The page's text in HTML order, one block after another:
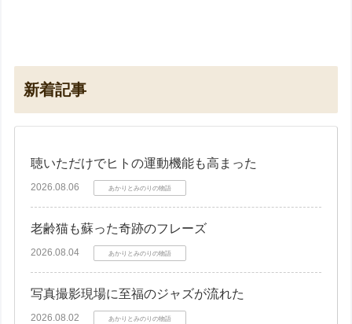
新着記事
聴いただけでヒトの運動機能も高まった
2026.08.06 あかりとみのりの物語
老齢猫も蘇った奇跡のフレーズ
2026.08.04 あかりとみのりの物語
写真撮影現場に至福のジャズが流れた
2026.08.02 あかりとみのりの物語